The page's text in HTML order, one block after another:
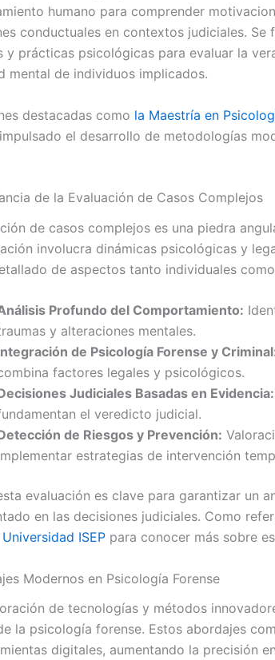
humano para comprender
conductuales en contextos judiciales. Se
y prácticas psicológicas para evaluar la
mental de individuos implicados.
destacadas como la Maestría en
el desarrollo de metodologías
de la Evaluación de Casos Complejos
de casos complejos es una piedra
involucra dinámicas psicológicas y
de aspectos tanto individuales
Profundo del Comportamiento:
y alteraciones mentales.
de Psicología Forense y
factores legales y psicológicos.
Judiciales Basadas en Evidencia:
el veredicto judicial.
de Riesgos y Prevención:
estrategias de intervención
evaluación es clave para garantizar un
en las decisiones judiciales. Como
Universidad ISEP para conocer más sobre
Modernos en Psicología Forense
de tecnologías y métodos
la psicología forense. Estos abordajes
digitales, aumentando la precisión